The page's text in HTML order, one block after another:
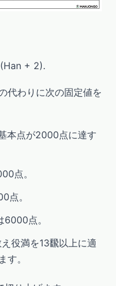
+ 2).
代わりに次の固定値を
本点が2000点に達す
点。
点。
点。
役満を13飜以上に適
す。